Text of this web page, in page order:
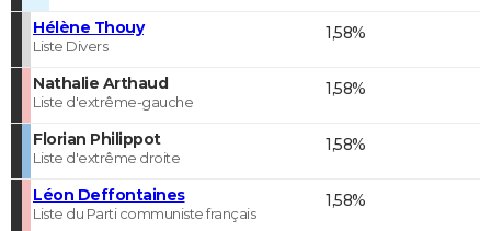
Hélène Thouy
Liste Divers
1,58%
Nathalie Arthaud
Liste d'extrême-gauche
1,58%
Florian Philippot
Liste d'extrême droite
1,58%
Léon Deffontaines
Liste du Parti communiste français
1,58%